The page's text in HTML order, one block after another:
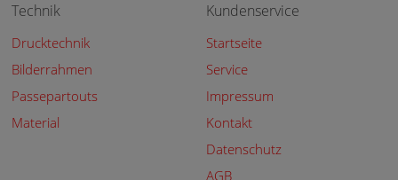
Technik
Drucktechnik
Bilderrahmen
Passepartouts
Material
Kundenservice
Startseite
Service
Impressum
Kontakt
Datenschutz
AGB